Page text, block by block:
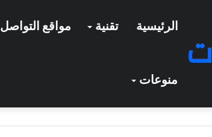
الرئيسية تقنية مواقع التواصل
منوعات